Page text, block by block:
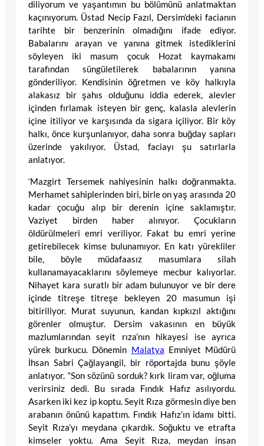
diliyorum ve yaşantımın bu bölümünü anlatmaktan
kaçınıyorum. Üstad Necip Fazıl, Dersim’deki facianın
tarihte bir benzerinin olmadığını ifade ediyor.
Babalarını arayan ve yanına gitmek istediklerini
söyleyen iki masum çocuk Hozat kaymakamı
tarafından süngületilerek babalarının yanına
gönderiliyor. Kendisinin öğretmen ve köy halkıyla
alakasız bir şahıs olduğunu iddia ederek, alevler
içinden fırlamak isteyen bir genç, kalasla alevlerin
içine itiliyor ve karşısında da sigara içiliyor. Bir köy
halkı, önce kurşunlanıyor, daha sonra buğday sapları
üzerinde yakılıyor. Üstad, faciayı şu satırlarla
anlatıyor.
‘Mazgirt Tersemek nahiyesinin halkı doğranmakta.
Merhamet sahiplerinden biri, birle on yaş arasında 20
kadar çocuğu alıp bir derenin içine saklamıştır.
Vaziyet birden haber alınıyor. Çocukların
öldürülmeleri emri veriliyor. Fakat bu emri yerine
getirebilecek kimse bulunamıyor. En katı yürekliler
bile, böyle müdafaasız masumlara silah
kullanamayacaklarını söylemeye mecbur kalıyorlar.
Nihayet kara suratlı bir adam bulunuyor ve bir dere
içinde titreşe titreşe bekleyen 20 masumun işi
bitiriliyor. Murat suyunun, kandan kıpkızıl aktığını
görenler olmuştur. Dersim vakasının en büyük
mazlumlarından seyit rıza’nın hikayesi ise ayrıca
yürek burkucu. Dönemin Malatya Emniyet Müdürü
İhsan Sabri Çağlayangil, bir röportajda bunu şöyle
anlatıyor. “Son sözünü sorduk? kırk liram var, oğluma
verirsiniz dedi. Bu sırada Fındık Hafız asılıyordu.
Asarken iki kez ip koptu. Seyit Rıza görmesin diye ben
arabanın önünü kapattım. Fındık Hafız’ın idamı bitti.
Seyit Rıza’yı meydana çıkardık. Soğuktu ve etrafta
kimseler yoktu. Ama Seyit Rıza, meydan insan